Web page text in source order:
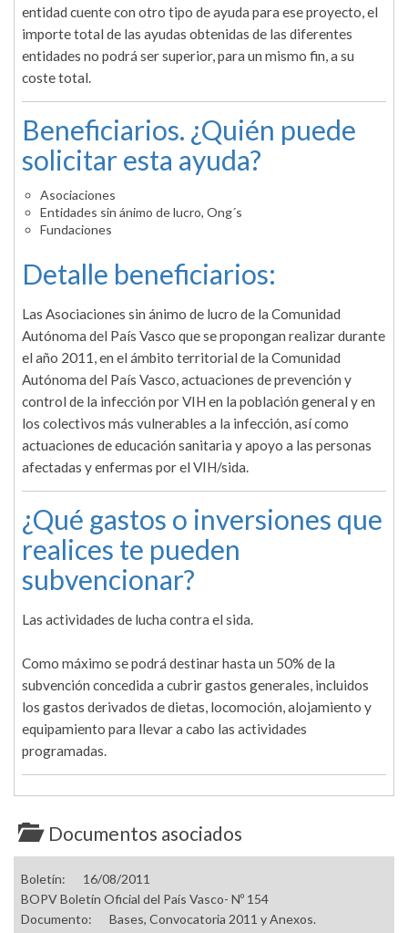
entidad cuente con otro tipo de ayuda para ese proyecto, el
importe total de las ayudas obtenidas de las diferentes
entidades no podrá ser superior, para un mismo fin, a su
coste total.
Beneficiarios. ¿Quién puede
solicitar esta ayuda?
Asociaciones
Entidades sin ánimo de lucro, Ong´s
Fundaciones
Detalle beneficiarios:
Las Asociaciones sin ánimo de lucro de la Comunidad
Autónoma del País Vasco que se propongan realizar durante
el año 2011, en el ámbito territorial de la Comunidad
Autónoma del País Vasco, actuaciones de prevención y
control de la infección por VIH en la población general y en
los colectivos más vulnerables a la infección, así como
actuaciones de educación sanitaria y apoyo a las personas
afectadas y enfermas por el VIH/sida.
¿Qué gastos o inversiones que
realices te pueden
subvencionar?
Las actividades de lucha contra el sida.
Como máximo se podrá destinar hasta un 50% de la
subvención concedida a cubrir gastos generales, incluidos
los gastos derivados de dietas, locomoción, alojamiento y
equipamiento para llevar a cabo las actividades
programadas.
Documentos asociados
Boletín:
16/08/2011
BOPV Boletín Oficial del País Vasco- Nº 154
Documento:
Bases, Convocatoria 2011 y Anexos.